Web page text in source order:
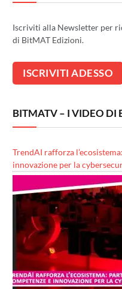
Iscriviti alla Newsletter per
di BitMAT Edizioni.
BITMATV – I VIDEO DI
TrendAI rafforza
innovazione per la